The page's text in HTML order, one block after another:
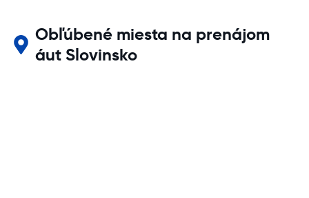
Obľúbené miesta na prenájom
áut Slovinsko